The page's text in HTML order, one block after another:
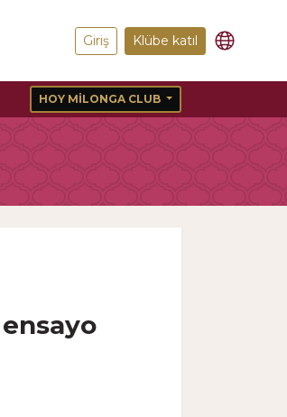
Giriş Klübe katıl
HOY MILONGA CLUB